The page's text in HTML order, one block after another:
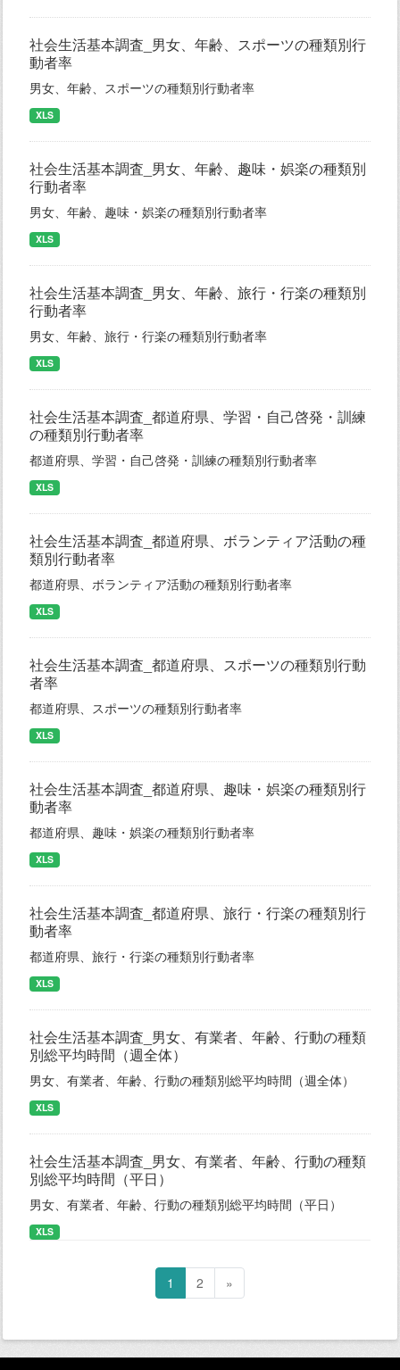
社会生活基本調査_男女、年齢、スポーツの種類別行
動者率
男女、年齢、スポーツの種類別行動者率
XLS
社会生活基本調査_男女、年齢、趣味・娯楽の種類別
行動者率
男女、年齢、趣味・娯楽の種類別行動者率
XLS
社会生活基本調査_男女、年齢、旅行・行楽の種類別
行動者率
男女、年齢、旅行・行楽の種類別行動者率
XLS
社会生活基本調査_都道府県、学習・自己啓発・訓練
の種類別行動者率
都道府県、学習・自己啓発・訓練の種類別行動者率
XLS
社会生活基本調査_都道府県、ボランティア活動の種
類別行動者率
都道府県、ボランティア活動の種類別行動者率
XLS
社会生活基本調査_都道府県、スポーツの種類別行動
者率
都道府県、スポーツの種類別行動者率
XLS
社会生活基本調査_都道府県、趣味・娯楽の種類別行
動者率
都道府県、趣味・娯楽の種類別行動者率
XLS
社会生活基本調査_都道府県、旅行・行楽の種類別行
動者率
都道府県、旅行・行楽の種類別行動者率
XLS
社会生活基本調査_男女、有業者、年齢、行動の種類
別総平均時間（週全体）
男女、有業者、年齢、行動の種類別総平均時間（週全体）
XLS
社会生活基本調査_男女、有業者、年齢、行動の種類
別総平均時間（平日）
男女、有業者、年齢、行動の種類別総平均時間（平日）
XLS
1 2 »